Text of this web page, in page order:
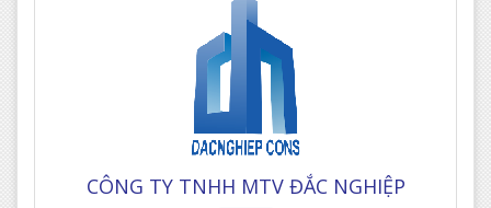
CÔNG TY TNHH MTV ĐẮC NGHIỆP